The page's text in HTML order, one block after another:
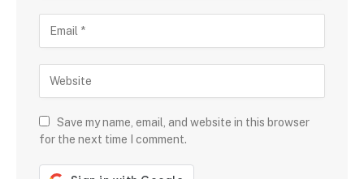
Save my name, email, and website in this browser
for the next time I comment.